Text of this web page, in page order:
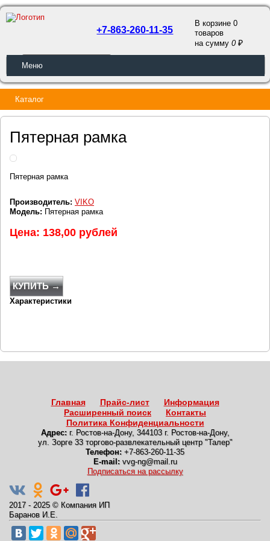
ОБРАТНЫЙ ЗВОНОК
+7-863-260-11-35
В корзине 0
товаров
на сумму0
Меню
Каталог
Пятерная рамка
Пятерная рамка
Производитель: VIKO
Модель: Пятерная рамка
Цена: 138,00 рублей
КУПИТЬ →
Характеристики
Главная Прайс-лист
Информация
Расширенный поиск
Контакты
Политика Конфиденциальности
Адрес: г. Ростов-на-Дону, 344103 г. Ростов-на-Дону,
ул. Зорге 33 торгово-развлекательный центр "Талер"
Телефон: +7-863-260-11-35
E-mail: vvg-ng@mail.ru
Подписаться на рассылку
2017 - 2025 © Компания ИП
Баранов И.Е.